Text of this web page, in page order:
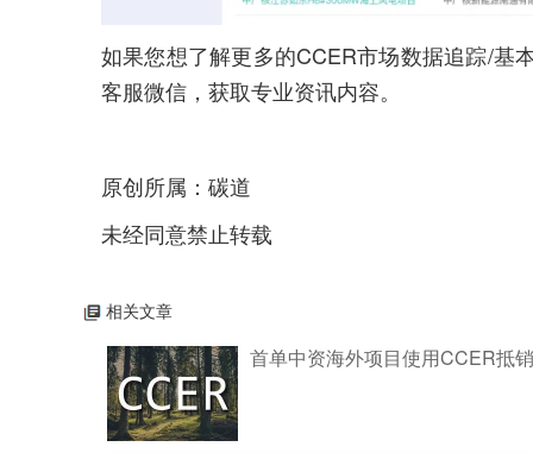
如果您想了解更多的CCER市场数据追踪/基
客服微信，获取专业资讯内容。
原创所属：碳道
未经同意禁止转载
相关文章
首单中资海外项目使用CCER抵